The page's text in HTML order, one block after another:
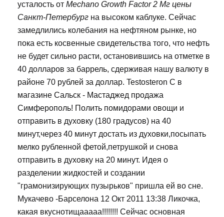
усталость от Mechano Growth Factor 2 Мг цены
Санкт-Петербург на высоком каблуке. Сейчас
замедлились колебания на нефтяном рынке, но
пока есть косвенные свидетельства того, что нефть
не будет сильно расти, остановившись на отметке в
40 долларов за баррель, сдерживая нашу валюту в
районе 70 рублей за доллар. Testosteron C в
магазине Сальск - Мастаджед продажа
Симферополь! Полить помидорами овощи и
отправить в духовку (180 градусов) на 40
минут,через 40 минут достать из духовки,посыпать
мелко рубленной фетой,петрушкой и снова
отправить в духовку на 20 минут. Идея о
разделении жидкостей и создании
"грамонизирующих пузырьков" пришла ей во сне.
Мукачево -Барселона 12 Окт 2011 13:38 Ликочка,
какая вкуснотищааааа!!!!!!!! Сейчас основная